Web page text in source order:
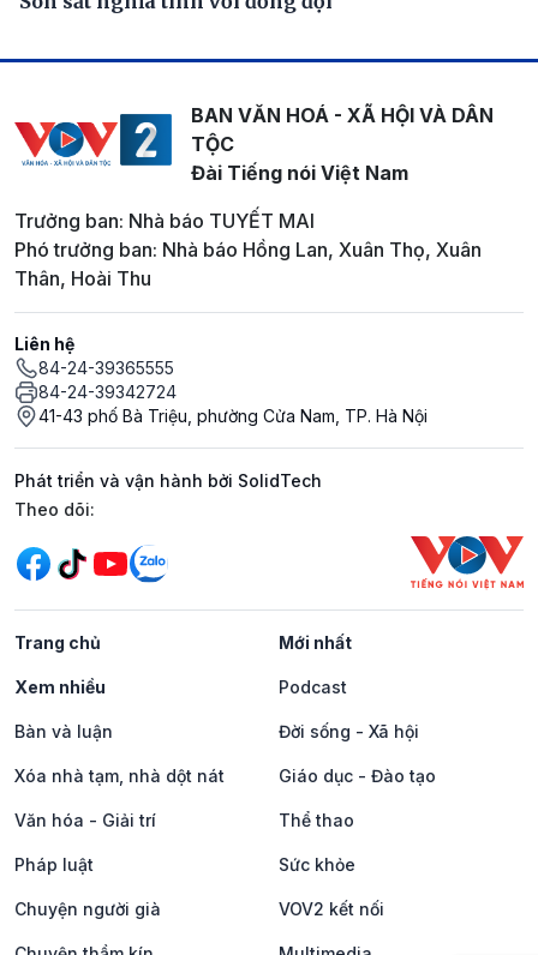
BAN VĂN HOÁ - XÃ HỘI VÀ DÂN
TỘC
Đài Tiếng nói Việt Nam
Trưởng ban: Nhà báo TUYẾT MAI
Phó trưởng ban: Nhà báo Hồng Lan, Xuân Thọ, Xuân
Thân, Hoài Thu
Liên hệ
84-24-39365555
84-24-39342724
41-43 phố Bà Triệu, phường Cửa Nam, TP. Hà Nội
Phát triển và vận hành bởi SolidTech
Mạng xã hội
Theo dõi:
Trang chủ Mới nhất
Xem nhiều Podcast
Bàn và luận Đời sống - Xã hội
Xóa nhà tạm, nhà dột nát Giáo dục - Đào tạo
Văn hóa - Giải trí Thể thao
Pháp luật Sức khỏe
Chuyện người già VOV2 kết nối